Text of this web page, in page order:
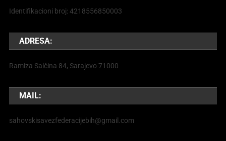
Identifikacioni broj: 4218556850003
ADRESA:
Ramiza Salčina 84, Sarajevo 71000
MAIL:
sahovskisavezfederacijebih@gmail.com